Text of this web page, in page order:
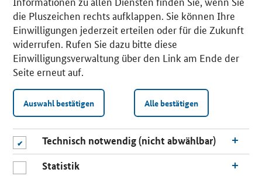
die Pluszeichen rechts aufklappen. Sie können Ihre
Einwilligungen jederzeit erteilen oder für die Zukunft
widerrufen. Rufen Sie dazu bitte diese
Einwilligungsverwaltung über den Link am Ende der
Seite erneut auf.
Auswahl bestätigen Alle bestätigen
Technisch notwendig (nicht abwählbar)
Statistik